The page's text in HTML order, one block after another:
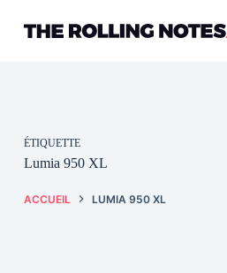
contenu
ÉTIQUETTE
Lumia 950 XL
ACCUEIL LUMIA 950 XL